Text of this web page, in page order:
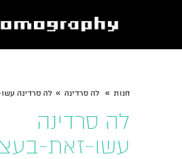
חנות » לה סרדינה » לה סרדינה
לה סרדינה
עשו-זאת-